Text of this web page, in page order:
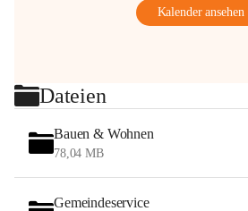
Kalender ansehen
Dateien
Bauen & Wohnen
78,04 MB
Gemeindeservice